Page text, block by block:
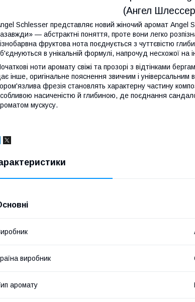
(Ангел
Schlesser представляє новий жіночий аромат Angel
— абстрактні поняття, проте вони легко
фруктова нота поєднується з чуттєвістю
в унікальній формулі, напрочуд несхожої на
ноти аромату свіжі та прозорі з відтінками
інше, оригінальне пояснення звичним і універсальним
фрезія становлять характерну частину
насиченістю й глибиною, де поєднання
мускусу.
виробник
аромату